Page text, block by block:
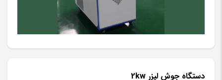
دستگاه جوش لیزر 2kw